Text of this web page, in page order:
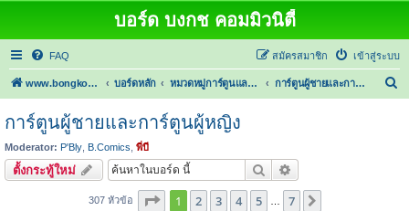
บอร์ด บงกช คอมมิวนิตี้
FAQ เข้าสู่ระบบ
สมัครสมาชิก
www.bongkoch.com บอร์ดหลัก หมวดหมู่การ์ตูนและนิยาย การ์ตูนผู้ชายและการ์ตูนผู้หญิง
การ์ตูนผู้ชายและการ์ตูนผู้หญิง
Moderator: P'Bly B.Comics พี่บี
ตั้งกระทู้ใหม่ ค้นหา
307 หัวข้อ หน้า จากทั้งหมด 7
1 2 3 4 5 7